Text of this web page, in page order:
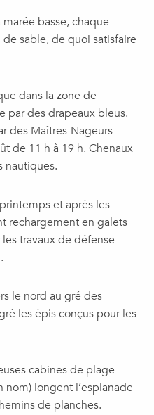
basse, chaque
sable, de quoi satisfaire
dans la zone de
par des drapeaux bleus.
des Maîtres-Nageurs-
de 11 h à 19 h. Chenaux
nautiques.
et après les
rechargement en galets
travaux de défense
le nord au gré des
les épis conçus pour les
cabines de plage
nom) longent l’esplanade
de planches.